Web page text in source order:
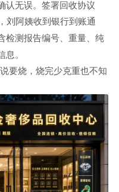
认无误。签署回收协议
刘阿姨收到银行到账通
检测报告编号、重量、纯
。
要烧，烧完少克重也不知